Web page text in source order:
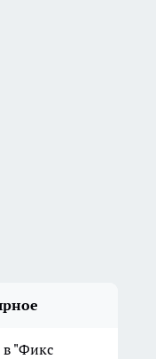
"Фикс